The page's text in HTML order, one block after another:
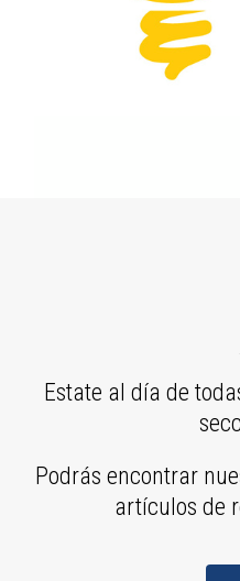
Estate al día de
Podrás encontrar
artículos de